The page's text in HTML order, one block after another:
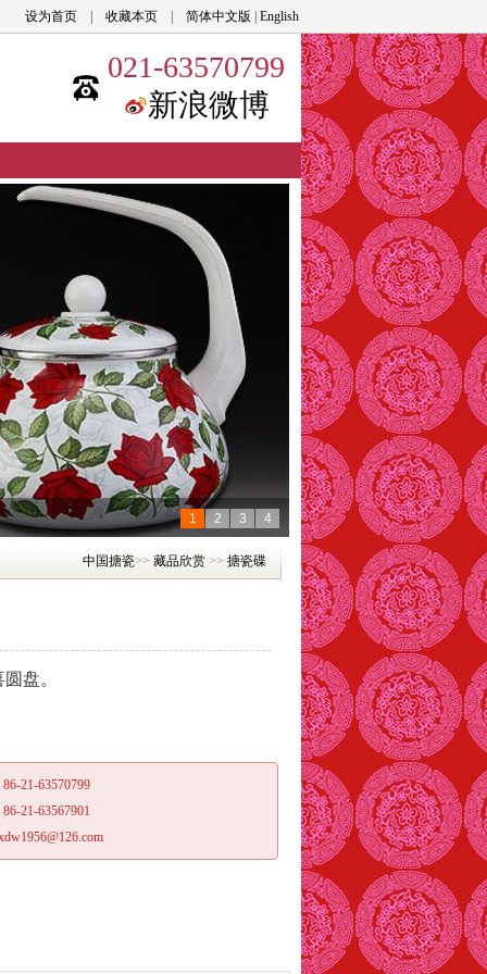
收藏设为首页| 收藏本页| 简体中文版 English
021-63570799
新浪微博
1 2 3 4
中国搪瓷>> 藏品欣赏 >> 搪瓷碟
盘。
86-21-63570799
86-21-63567901